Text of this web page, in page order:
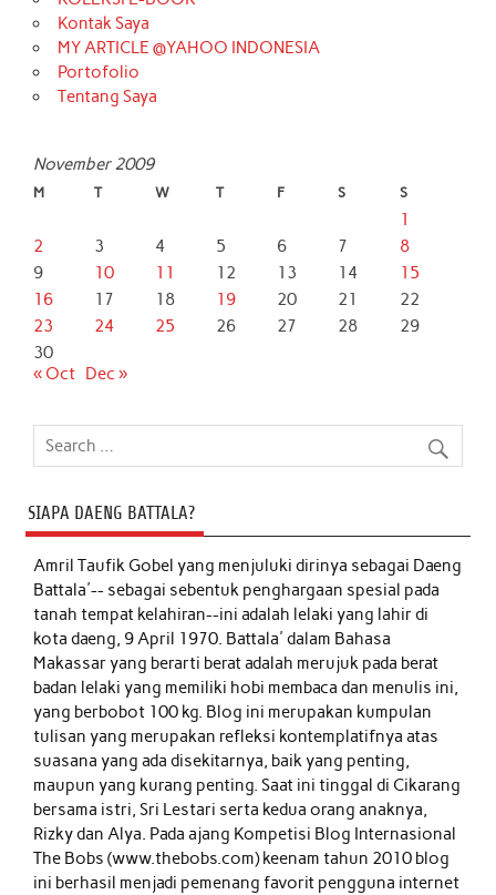
Kontak Saya
MY ARTICLE @YAHOO INDONESIA
Portofolio
Tentang Saya
November 2009
M T W T F S S
1
2
3 4 5 6 7
8
9
10 11 12 13 14
15
16
17 18 19 20 21
22
23
24 25 26 27 28
29
30
« Oct Dec »
SIAPA DAENG BATTALA?
Amril Taufik Gobelyang menjuluki dirinya sebagai Daeng
Battala'-- sebagai sebentuk penghargaan spesial pada
tanah tempat kelahiran--ini adalah lelaki yang lahir di
kota daeng, 9 April 1970. Battala' dalam Bahasa
Makassar yang berarti berat adalah merujuk pada berat
badan lelaki yang memiliki hobi membaca dan menulis ini,
yang berbobot 100 kg. Blog ini merupakan kumpulan
tulisan yang merupakan refleksi kontemplatifnya atas
suasana yang ada disekitarnya, baik yang penting,
maupun yang kurang penting. Saat ini tinggal di Cikarang
bersama istri, Sri Lestari serta kedua orang anaknya,
Rizky dan Alya. Pada ajang Kompetisi Blog Internasional
The Bobs (www.thebobs.com) keenam tahun 2010 blog
ini berhasil menjadi pemenang favorit pengguna internet